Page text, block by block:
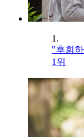
1.
"후회
1위